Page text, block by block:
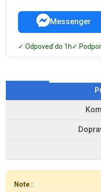
Messenger
✓ Odpoveď do 1h✓
Note :